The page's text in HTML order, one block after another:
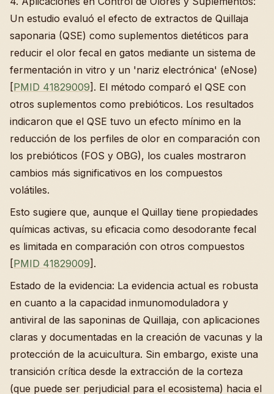
Un estudio evaluó el efecto de extractos de Quillaja
saponaria (QSE) como suplementos dietéticos para
reducir el olor fecal en gatos mediante un sistema de
fermentación in vitro y un 'nariz electrónica' (eNose)
[PMID 41829009]. El método comparó el QSE con
otros suplementos como prebióticos. Los resultados
indicaron que el QSE tuvo un efecto mínimo en la
reducción de los perfiles de olor en comparación con
los prebióticos (FOS y OBG), los cuales mostraron
cambios más significativos en los compuestos
volátiles.
Esto sugiere que, aunque el Quillay tiene propiedades
químicas activas, su eficacia como desodorante fecal
es limitada en comparación con otros compuestos
[PMID 41829009].
Estado de la evidencia: La evidencia actual es robusta
en cuanto a la capacidad inmunomoduladora y
antiviral de las saponinas de Quillaja, con aplicaciones
claras y documentadas en la creación de vacunas y la
protección de la acuicultura. Sin embargo, existe una
transición crítica desde la extracción de la corteza
(que puede ser perjudicial para el ecosistema) hacia el